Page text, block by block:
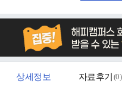
상세정보 자료후기 (0)